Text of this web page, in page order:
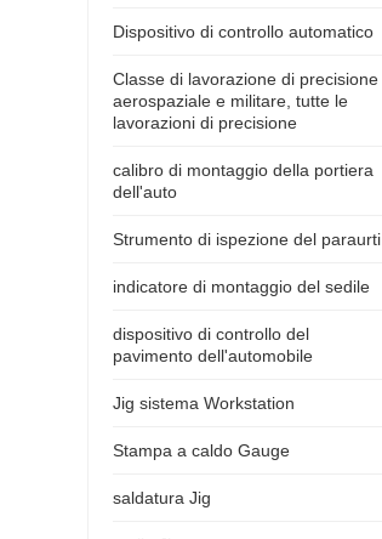
Dispositivo di controllo automatico
Classe di lavorazione di precisione
aerospaziale e militare, tutte le
lavorazioni di precisione
calibro di montaggio della portiera
dell'auto
Strumento di ispezione del paraurti
indicatore di montaggio del sedile
dispositivo di controllo del
pavimento dell'automobile
Jig sistema Workstation
Stampa a caldo Gauge
saldatura Jig